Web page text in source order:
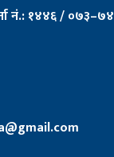
नं.: १४४६ / ०७३–७४